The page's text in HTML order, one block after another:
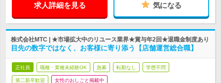
求人詳細を見る 気になる
株式会社MTC | ★市場拡大中のリユース業界★賞与年2回★退職金制度あり
目先の数字ではなく、お客様に寄り添う【店舗運営総合職】
正社員 職種・業種未経験OK 急募 転勤なし 学歴不問
第二新卒歓迎 女性のおしごと掲載中